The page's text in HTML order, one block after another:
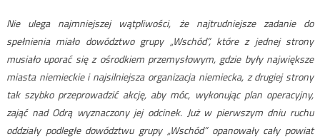
Nie ulega najmniejszej wątpliwości, że najtrudniejsze zadanie do
spełnienia miało dowództwo grupy „Wschód”, które z jednej strony
musiało uporać się z ośrodkiem przemysłowym, gdzie były największe
miasta niemieckie i najsilniejsza organizacja niemiecka, z drugiej strony
tak szybko przeprowadzić akcję, aby móc, wykonując plan operacyjny,
zająć nad Odrą wyznaczony jej odcinek. Już w pierwszym dniu ruchu
oddziały podległe dowództwu grupy „Wschód” opanowały cały powiat